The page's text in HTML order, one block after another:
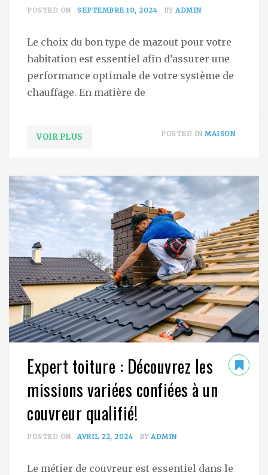
POSTED ON SEPTEMBRE 10, 2024 BY ADMIN
Le choix du bon type de mazout pour votre
habitation est essentiel afin d’assurer une
performance optimale de votre système de
chauffage. En matière de
VOIR PLUS POSTED IN MAISON
Expert toiture : Découvrez les
missions variées confiées à un
couvreur qualifié!
POSTED ON AVRIL 22, 2024 BY ADMIN
Le métier de couvreur est essentiel dans le